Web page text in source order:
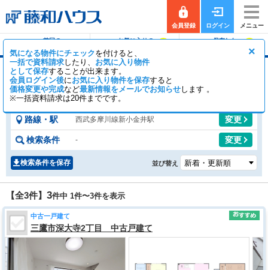
会員登録 ログイン メニュー
前回の
お気に入りの
保存した
×
気になる物件にチェックを付けると、
一括で資料請求したり、 お気に入り物件
として保存することが出来ます。
会員ログイン後にお気に入り物件を保存すると
価格変更や完成など最新情報をメールでお知らせします 。
※一括資料請求は20件までです。
新小金井駅の中古一戸建て
【全3件】 一般公開 3件 会員公開 0 件
路線・駅 西武多摩川線新小金井駅 変更
検索条件 - 変更
検索条件を保存 並び替え
【全3件】 3件中 1件〜3件を表示
中古一戸建て
三鷹市深大寺2丁目 中古戸建て